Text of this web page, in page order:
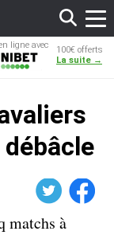
Kentavious
Caldwell-
ligne avec
100€ offerts
La suite →
Facebook
matchs à